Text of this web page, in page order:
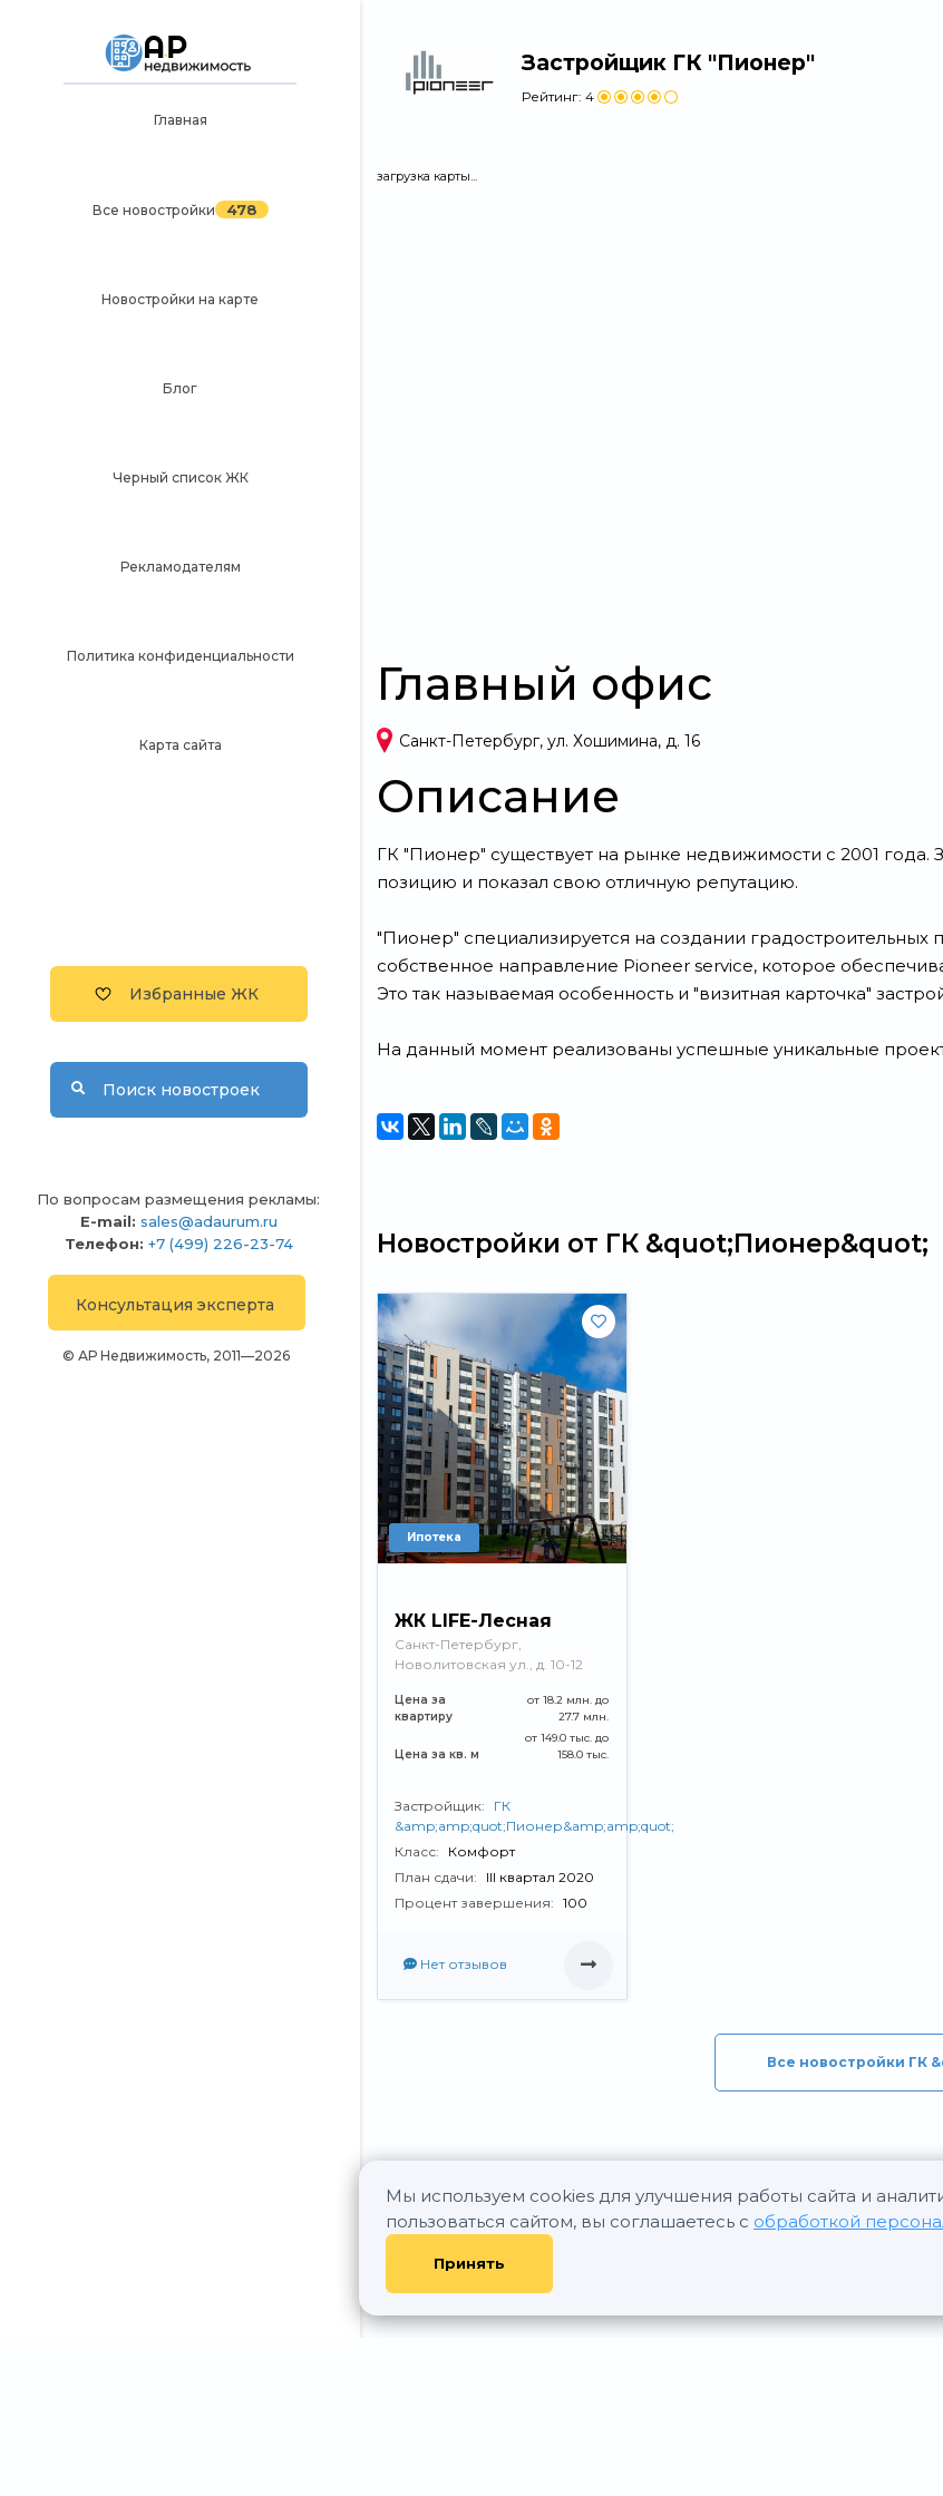
Мы используем cookies для улучшения работы сайта и
пользоваться сайтом, вы соглашаетесь с обработкой
Принять
Главная
Все новостройки 478
Новостройки на карте
Блог
Черный список ЖК
Рекламодателям
Политика конфиденциальности
Карта сайта
Избранные ЖК
Поиск новостроек
По вопросам размещения рекламы:
E-mail: sales@adaurum.ru
Телефон: +7 (499) 226-23-74
Консультация эксперта
© АР Недвижимость, 2011—2026
Черный список ЖК
Застройщик ГК "Пионер"
Рейтинг: 4
загрузка карты...
Главный офис
Санкт-Петербург, ул. Хошимина, д. 16
Описание
ГК "Пионер" существует на рынке недвижимости с 2001
позицию и показал свою отличную репутацию.
"Пионер" специализируется на создании
собственное направление Pioneer service, которое
Это так называемая особенность и "визитная карточка"
На данный момент реализованы успешные уникальные
Новостройки от ГК &quot;Пионер&quot;
Ипотека
ЖК LIFE-Лесная
Санкт-Петербург,
Новолитовская ул., д. 10-12
Цена за
квартиру
от 18.2 млн. до
27.7 млн.
Цена за кв. м
от 149.0 тыс. до
158.0 тыс.
Застройщик:
ГК
&amp;amp;quot;Пионер&amp;amp;quot;
Класс:
Комфорт
План сдачи:
III квартал 2020
Процент завершения: 100
Нет отзывов
Все новостройки ГК